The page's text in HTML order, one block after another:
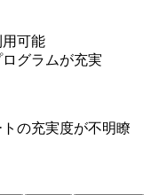
可能
グラムが充実
の充実度が不明瞭